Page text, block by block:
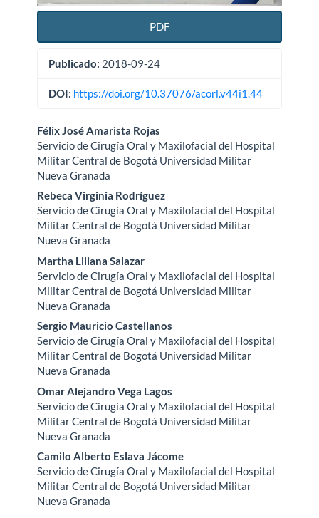
PDF
Publicado: 2018-09-24
DOI: https://doi.org/10.37076/acorl.v44i1.44
Contenido
principal
del
artículo
Félix José Amarista Rojas
Servicio de Cirugía Oral y Maxilofacial del Hospital
Militar Central de Bogotá Universidad Militar
Nueva Granada
Rebeca Virginia Rodríguez
Servicio de Cirugía Oral y Maxilofacial del Hospital
Militar Central de Bogotá Universidad Militar
Nueva Granada
Martha Liliana Salazar
Servicio de Cirugía Oral y Maxilofacial del Hospital
Militar Central de Bogotá Universidad Militar
Nueva Granada
Sergio Mauricio Castellanos
Servicio de Cirugía Oral y Maxilofacial del Hospital
Militar Central de Bogotá Universidad Militar
Nueva Granada
Omar Alejandro Vega Lagos
Servicio de Cirugía Oral y Maxilofacial del Hospital
Militar Central de Bogotá Universidad Militar
Nueva Granada
Camilo Alberto Eslava Jácome
Servicio de Cirugía Oral y Maxilofacial del Hospital
Militar Central de Bogotá Universidad Militar
Nueva Granada